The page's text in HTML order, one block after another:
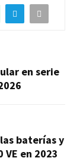
en serie
baterías y
en 2023